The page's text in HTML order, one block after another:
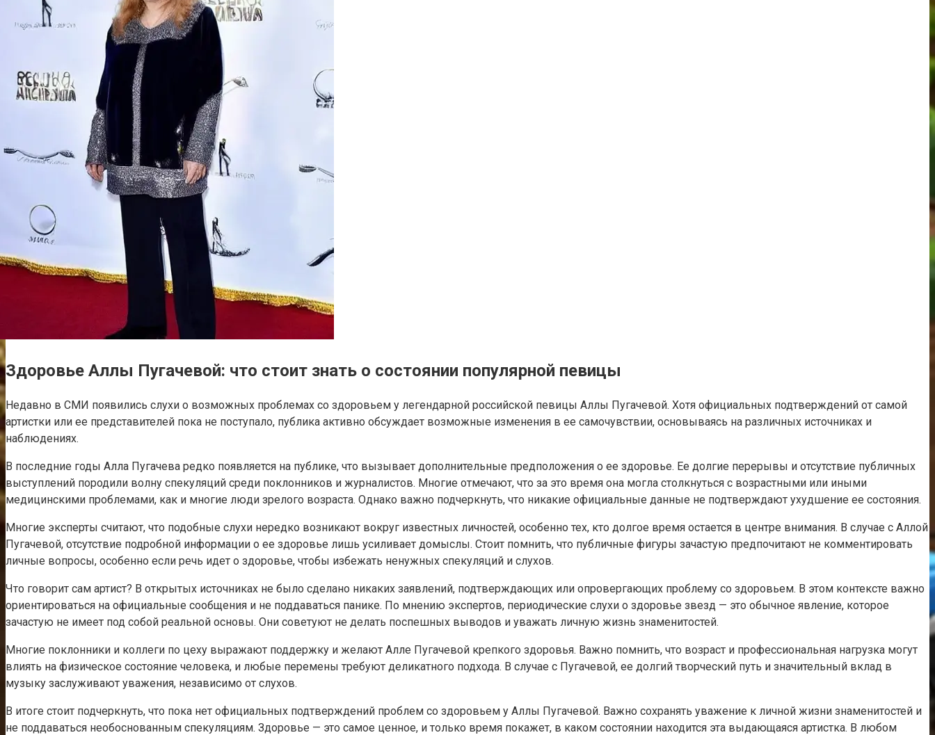
Здоровье Аллы Пугачевой: что стоит знать о состоянии популярной певицы
Недавно в СМИ появились слухи о возможных проблемах со здоровьем у легендарной российской певицы Аллы Пугачевой. Хотя официальных подтверждений от самой
артистки или ее представителей пока не поступало, публика активно обсуждает возможные изменения в ее самочувствии, основываясь на различных источниках и
наблюдениях.
В последние годы Алла Пугачева редко появляется на публике, что вызывает дополнительные предположения о ее здоровье. Ее долгие перерывы и отсутствие публичных
выступлений породили волну спекуляций среди поклонников и журналистов. Многие отмечают, что за это время она могла столкнуться с возрастными или иными
медицинскими проблемами, как и многие люди зрелого возраста. Однако важно подчеркнуть, что никакие официальные данные не подтверждают ухудшение ее состояния.
Многие эксперты считают, что подобные слухи нередко возникают вокруг известных личностей, особенно тех, кто долгое время остается в центре внимания. В случае с Аллой
Пугачевой, отсутствие подробной информации о ее здоровье лишь усиливает домыслы. Стоит помнить, что публичные фигуры зачастую предпочитают не комментировать
личные вопросы, особенно если речь идет о здоровье, чтобы избежать ненужных спекуляций и слухов.
Что говорит сам артист? В открытых источниках не было сделано никаких заявлений, подтверждающих или опровергающих проблему со здоровьем. В этом контексте важно
ориентироваться на официальные сообщения и не поддаваться панике. По мнению экспертов, периодические слухи о здоровье звезд — это обычное явление, которое
зачастую не имеет под собой реальной основы. Они советуют не делать поспешных выводов и уважать личную жизнь знаменитостей.
Многие поклонники и коллеги по цеху выражают поддержку и желают Алле Пугачевой крепкого здоровья. Важно помнить, что возраст и профессиональная нагрузка могут
влиять на физическое состояние человека, и любые перемены требуют деликатного подхода. В случае с Пугачевой, ее долгий творческий путь и значительный вклад в
музыку заслуживают уважения, независимо от слухов.
В итоге стоит подчеркнуть, что пока нет официальных подтверждений проблем со здоровьем у Аллы Пугачевой. Важно сохранять уважение к личной жизни знаменитостей и
не поддаваться необоснованным спекуляциям. Здоровье — это самое ценное, и только время покажет, в каком состоянии находится эта выдающаяся артистка. В любом